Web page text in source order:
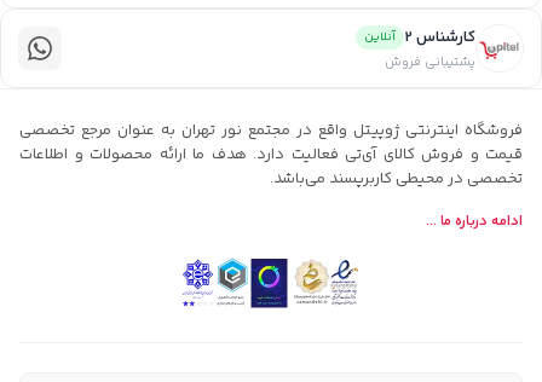
کارشناس 2 آنلاین
پشتیبانی فروش
فروشگاه اینترنتی ژوپیتل واقع در مجتمع نور تهران به عنوان مرجع تخصصی
قیمت و فروش کالای آی‌تی فعالیت دارد. هدف ما ارائه محصولات و اطلاعات
تخصصی در محیطی کاربرپسند می‌باشد.
ادامه درباره ما ...